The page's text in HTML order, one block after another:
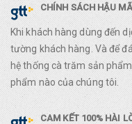
CHÍNH SÁCH HẬU
Khi khách hàng dùng đến
tường khách hàng. Và để
hệ thống cà trăm sản
phẩm nào của chúng tôi.
CAM KẾT 100% HÀI